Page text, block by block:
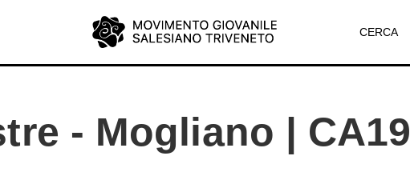
CERCA
- Mogliano | CA19